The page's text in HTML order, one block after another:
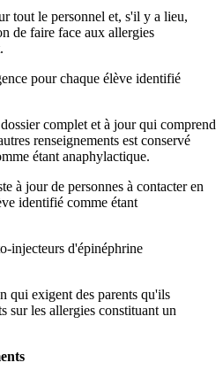
tout le personnel et, s'il y a lieu,
de faire face aux allergies
pour chaque élève identifié
complet et à jour qui comprend
renseignements est conservé
étant anaphylactique.
à jour de personnes à contacter en
identifié comme étant
injecteurs d'épinéphrine
qui exigent des parents qu'ils
sur les allergies constituant un